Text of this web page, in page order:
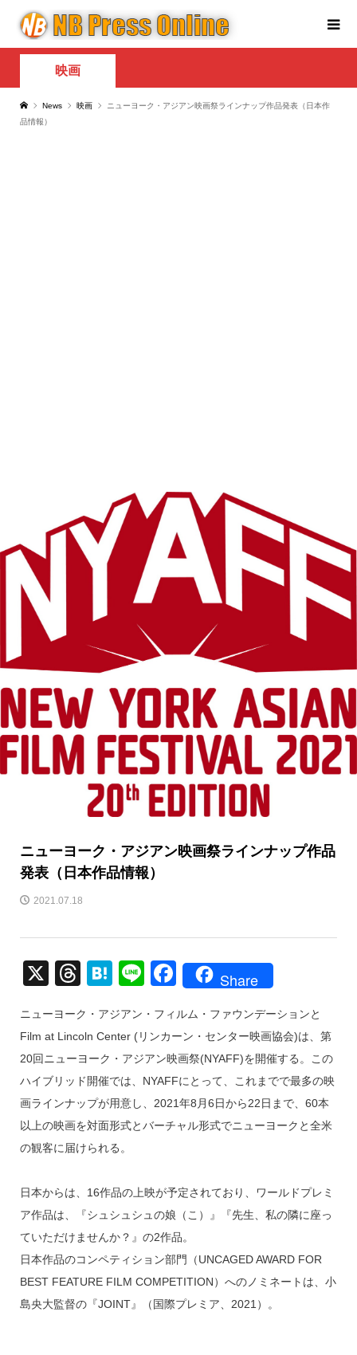
映画
News 映画
ニューヨーク・アジアン映画祭ラインナップ作品発表（日本作
品情報）
ニューヨーク・アジアン映画祭ラインナップ作品
発表（日本作品情報）
2021.07.18
X
T
e
a
d
s
H
e
n
a
Li
e
F
c
e
b
o
o
Share
ニューヨーク・アジアン・フィルム・ファウンデーションと
Film at Lincoln Center (リンカーン・センター映画協会)は、第
20回ニューヨーク・アジアン映画祭(NYAFF)を開催する。この
ハイブリッド開催では、NYAFFにとって、これまでで最多の映
画ラインナップが用意し、2021年8月6日から22日まで、60本
以上の映画を対面形式とバーチャル形式でニューヨークと全米
の観客に届けられる。
日本からは、16作品の上映が予定されており、ワールドプレミ
ア作品は、『シュシュシュの娘（こ）』『先生、私の隣に座っ
ていただけませんか？』の2作品。
日本作品のコンペティション部門（UNCAGED AWARD FOR
BEST FEATURE FILM COMPETITION）へのノミネートは、小
島央大監督の『JOINT』（国際プレミア、2021）。